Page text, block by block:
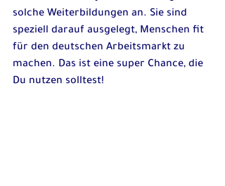
solche Weiterbildungen an. Sie sind
speziell darauf ausgelegt, Menschen fit
für den deutschen Arbeitsmarkt zu
machen. Das ist eine super Chance, die
Du nutzen solltest!